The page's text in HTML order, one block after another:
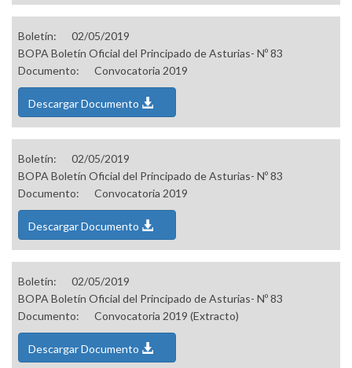
Boletín:
02/05/2019
BOPA Boletín Oficial del Principado de Asturias- Nº 83
Documento:
Convocatoria 2019
Descargar Documento
Boletín:
02/05/2019
BOPA Boletín Oficial del Principado de Asturias- Nº 83
Documento:
Convocatoria 2019
Descargar Documento
Boletín:
02/05/2019
BOPA Boletín Oficial del Principado de Asturias- Nº 83
Documento:
Convocatoria 2019 (Extracto)
Descargar Documento